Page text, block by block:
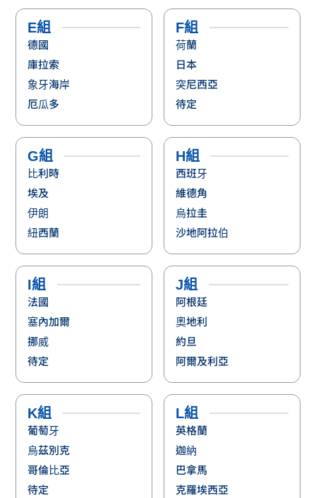
E組
德國
庫拉索
象牙海岸
厄瓜多
F組
荷蘭
日本
突尼西亞
待定
G組
比利時
埃及
伊朗
紐西蘭
H組
西班牙
維德角
烏拉圭
沙地阿拉伯
I組
法國
塞內加爾
挪威
待定
J組
阿根廷
奧地利
約旦
阿爾及利亞
K組
葡萄牙
烏茲別克
哥倫比亞
待定
L組
英格蘭
迦納
巴拿馬
克羅埃西亞